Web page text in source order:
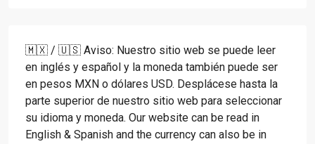
🇲🇽 / 🇺🇸 Aviso: Nuestro sitio web se puede leer
en inglés y español y la moneda también puede ser
en pesos MXN o dólares USD. Desplácese hasta la
parte superior de nuestro sitio web para seleccionar
su idioma y moneda. Our website can be read in
English & Spanish and the currency can also be in